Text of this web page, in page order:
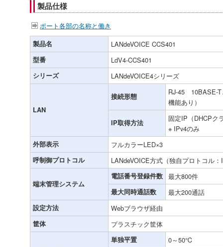
製品仕様
ポート各部の名称と働き
製品名 LANdeVOICE CCS401
型番 LdV4-CCS401
シリーズ LANdeVOICE4シリーズ
LAN
接続形態
RJ-45 10BASE-T
機能あり）
IP取得方法
固定IP（DHCPク
※ IPv4のみ
外部表示 フルカラーLED×3
呼制御プロトコル LANdeVOICE方式（独自プロトコル
端末管理システム
電話番号登録件数 最大800件
最大同時通話数 最大200通話
設定方法 Webブラウザ経由
筐体 プラスチック筐体
単独平置 0～50℃